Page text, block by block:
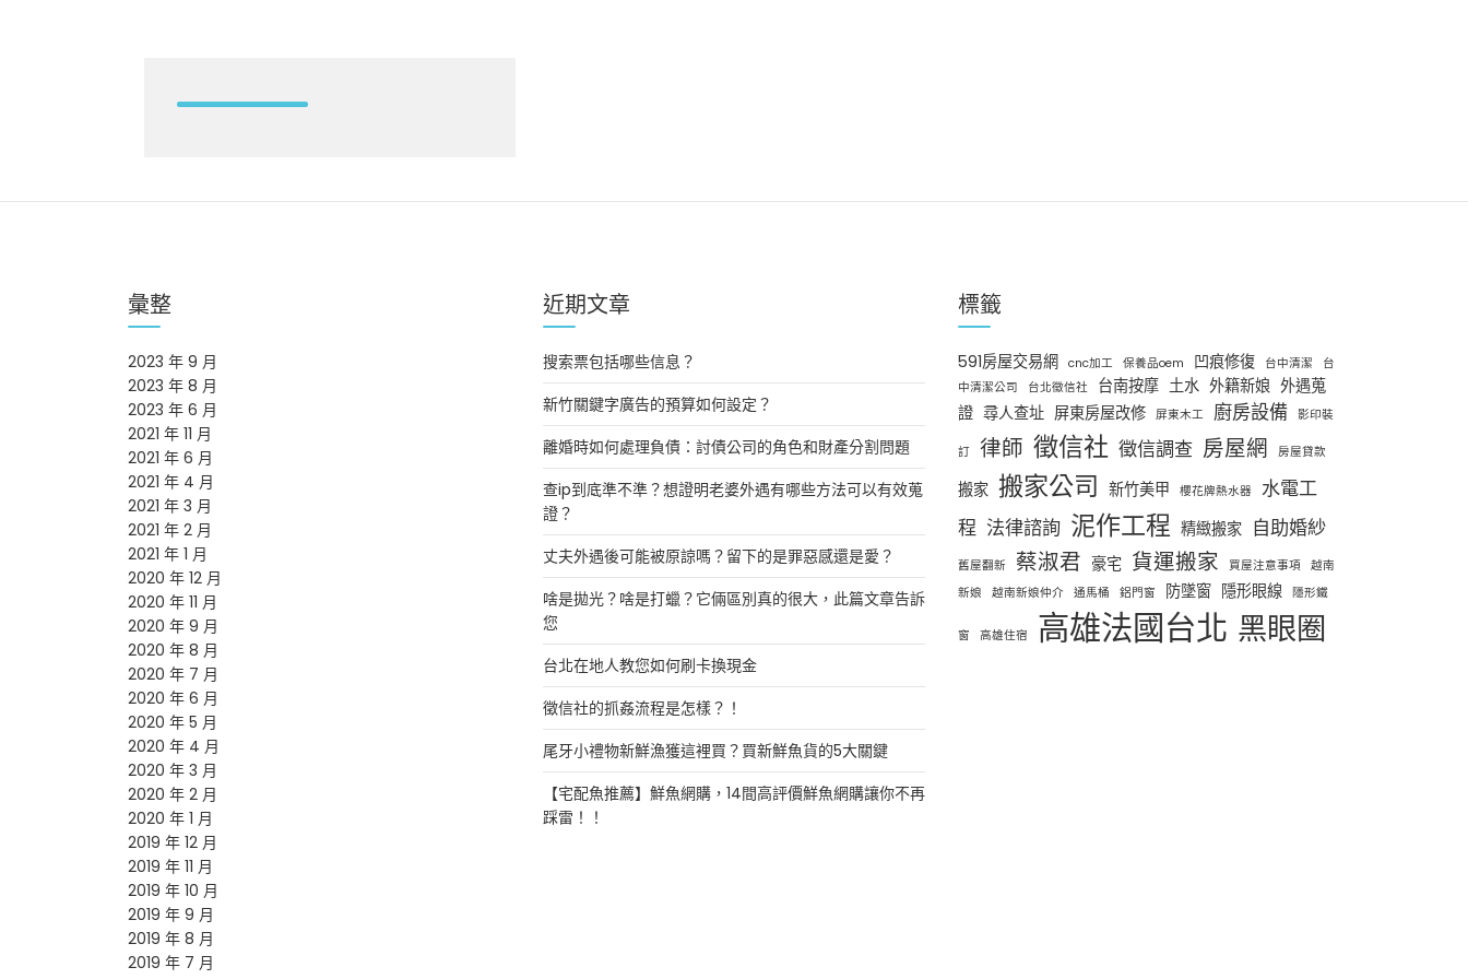
彙整
2023 年 9 月
2023 年 8 月
2023 年 6 月
2021 年 11 月
2021 年 6 月
2021 年 4 月
2021 年 3 月
2021 年 2 月
2021 年 1 月
2020 年 12 月
2020 年 11 月
2020 年 9 月
2020 年 8 月
2020 年 7 月
2020 年 6 月
2020 年 5 月
2020 年 4 月
2020 年 3 月
2020 年 2 月
2020 年 1 月
2019 年 12 月
2019 年 11 月
2019 年 10 月
2019 年 9 月
2019 年 8 月
2019 年 7 月
近期文章
搜索票包括哪些信息？
新竹關鍵字廣告的預算如何設定？
離婚時如何處理負債：討債公司的角色和財產分割問題
查ip到底準不準？想證明老婆外遇有哪些方法可以有效蒐
證？
丈夫外遇後可能被原諒嗎？留下的是罪惡感還是愛？
啥是拋光？啥是打蠟？它倆區別真的很大，此篇文章告訴
您
台北在地人教您如何刷卡換現金
徵信社的抓姦流程是怎樣？！
尾牙小禮物新鮮漁獲這裡買？買新鮮魚貨的5大關鍵
【宅配魚推薦】鮮魚網購，14間高評價鮮魚網購讓你不再
踩雷！！
標籤
591房屋交易網 cnc加工 保養品oem 凹痕修復 台中清潔
台
中清潔公司
台北徵信社 台南按摩 土水 外籍新娘 外遇蒐
證 尋人查址 屏東房屋改修 屏東木工 廚房設備 影印裝
訂 律師 徵信社 徵信調查 房屋網 房屋貸款
搬家 搬家公司 新竹美甲 櫻花牌熱水器
水電工
程 法律諮詢 泥作工程 精緻搬家 自助婚紗
舊屋翻新 蔡淑君 豪宅 貨運搬家 買屋注意事項 越南
新娘
越南新娘仲介 通馬桶 鋁門窗 防墜窗 隱形眼線 隱形鐵
窗 高雄住宿 高雄法國台北 黑眼圈